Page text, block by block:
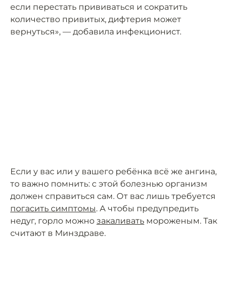
если перестать прививаться и сократить
количество привитых, дифтерия может
вернуться», — добавила инфекционист.
Если у вас или у вашего ребёнка всё же ангина,
то важно помнить: с этой болезнью организм
должен справиться сам. От вас лишь требуется
погасить симптомы. А чтобы предупредить
недуг, горло можно закаливать мороженым. Так
считают в Минздраве.